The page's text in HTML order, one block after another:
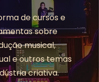
de cursos e
sobre
musical,
e outros temas
criativa.